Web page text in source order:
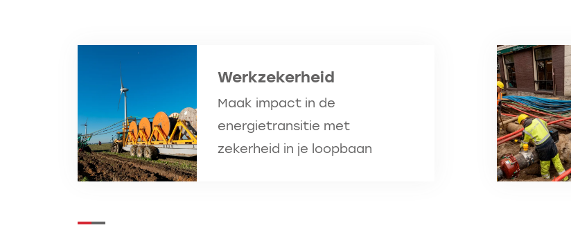
Werkzekerheid
Maak impact in de
energietransitie met
zekerheid in je loopbaan